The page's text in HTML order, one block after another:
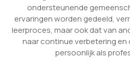
ondersteunende
ervaringen worden gedeeld,
leerproces, maar ook dat van
naar continue verbetering en
persoonlijk als